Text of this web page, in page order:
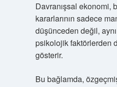
Davranışsal ekonomi,
kararlarının sadece
düşünceden değil,
psikolojik faktörlerden
gösterir.
Bu bağlamda,